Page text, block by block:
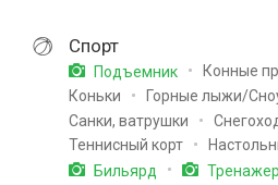
Спорт
Подъемник Конные
Коньки
Горные лыжи/
Санки, ватрушки
Теннисный корт
Бильярд